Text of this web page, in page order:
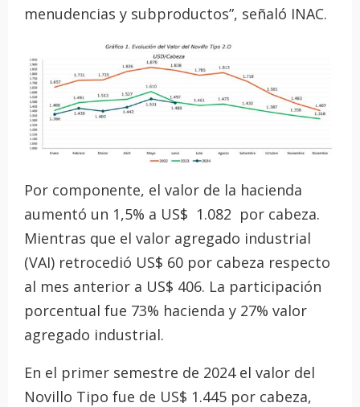
menudencias y subproductos”, señaló INAC.
Por componente, el valor de la hacienda
aumentó un 1,5% a US$ 1.082 por cabeza.
Mientras que el valor agregado industrial
(VAI) retrocedió US$ 60 por cabeza respecto
al mes anterior a US$ 406. La participación
porcentual fue 73% hacienda y 27% valor
agregado industrial.
En el primer semestre de 2024 el valor del
Novillo Tipo fue de US$ 1.445 por cabeza,